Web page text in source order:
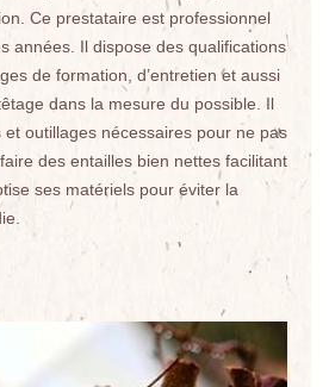
Ce prestataire est professionnel
années. Il dispose des qualifications
de formation, d’entretien et aussi
dans la mesure du possible. Il
et outillages nécessaires pour ne pas
des entailles bien nettes facilitant
ses matériels pour éviter la